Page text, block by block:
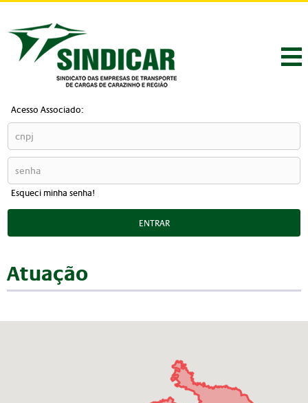
Acesso Associado:
Esqueci minha senha!
ENTRAR
Atuação